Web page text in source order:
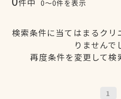
件中 0〜0件を表示
検索条件に当てはまるクリ
りませんで
再度条件を変更して検
1